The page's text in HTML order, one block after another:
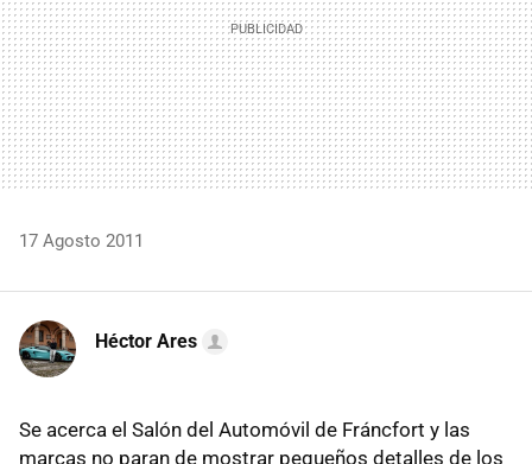
17 Agosto 2011
Héctor Ares
Se acerca el Salón del Automóvil de Fráncfort y las
marcas no paran de mostrar pequeños detalles de los